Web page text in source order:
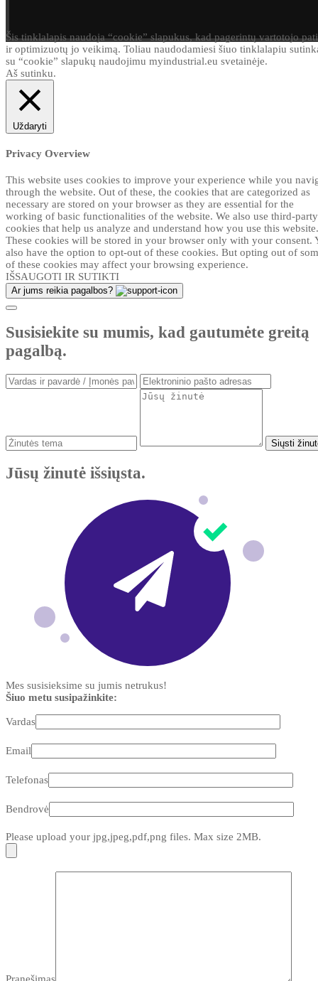
Šis tinklalapis naudoja “cookie” slapukus, kad pagerintų vartotojo
ir optimizuotų jo veikimą. Toliau naudodamiesi šiuo tinklalapiu
su “cookie” slapukų naudojimu myindustrial.eu svetainėje.
Aš sutinku.
Uždaryti
Privacy Overview
This website uses cookies to improve your experience while you
through the website. Out of these, the cookies that are categorized as
necessary are stored on your browser as they are essential for the
working of basic functionalities of the website. We also use third-party
cookies that help us analyze and understand how you use this website.
These cookies will be stored in your browser only with your consent.
also have the option to opt-out of these cookies. But opting out of
of these cookies may affect your browsing experience.
IŠSAUGOTI IR SUTIKTI
Ar jums reikia pagalbos?
Susisiekite su mumis, kad gautumėte greitą
pagalbą.
Siųsti
Jūsų žinutė išsiųsta.
Mes susisieksime su jumis netrukus!
Šiuo metu susipažinkite:
Vardas
Email
Telefonas
Bendrovė
Please upload your jpg,jpeg,pdf,png files. Max size 2MB.